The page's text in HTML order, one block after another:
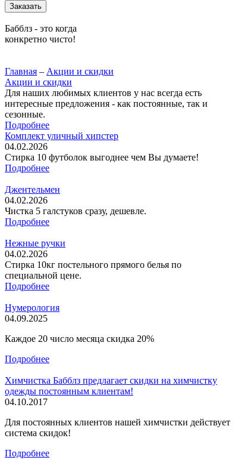
Заказать
Бабблз - это когда
конкретно чисто!
Главная – Акции и скидки
Акции и скидки
Для наших любимых клиентов у нас всегда есть
интересные предложения - как постоянные, так и
сезонные.
Подробнее
Комплект уличный хипстер
04.02.2026
Стирка 10 футболок выгоднее чем Вы думаете!
Подробнее
Джентельмен
04.02.2026
Чистка 5 галстуков сразу, дешевле.
Подробнее
Нежные ручки
04.02.2026
Стирка 10кг постельного прямого белья по
специальной цене.
Подробнее
Нумерология
04.09.2025
Каждое 20 число месяца скидка 20%
Подробнее
Химчистка Бабблз предлагает скидки на химчистку
одежды постоянным клиентам!
04.10.2017
Для постоянных клиентов нашей химчистки действует
система скидок!
Подробнее